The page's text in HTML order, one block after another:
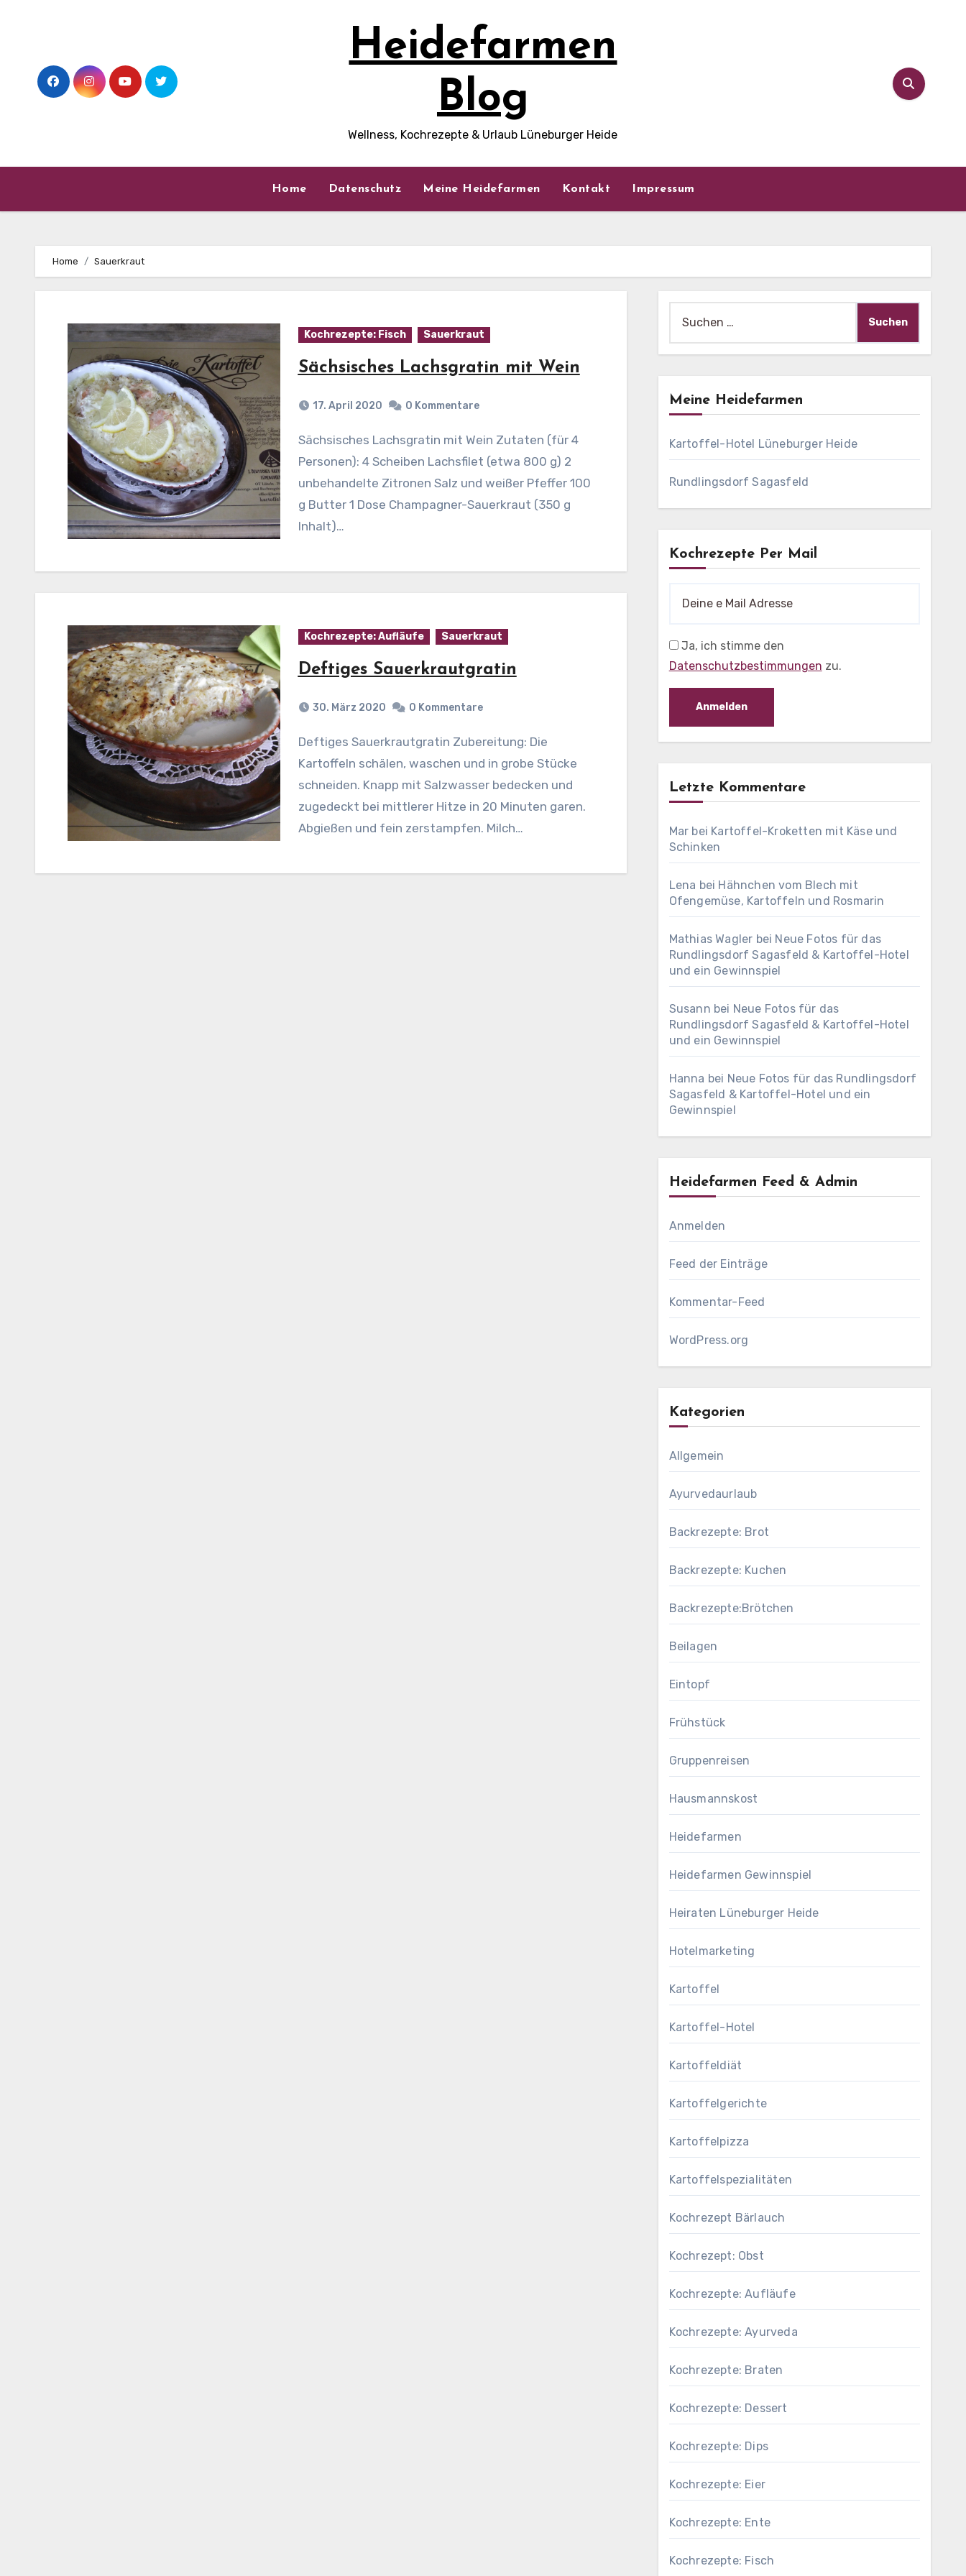
Heidefarmen
Blog
Wellness, Kochrezepte & Urlaub Lüneburger Heide
Home Datenschutz Meine Heidefarmen Kontakt Impressum
Home Sauerkraut
Kochrezepte: Fisch Sauerkraut
Sächsisches Lachsgratin mit Wein
17. April 2020 0 Kommentare
Sächsisches Lachsgratin mit Wein Zutaten (für 4
Personen): 4 Scheiben Lachsfilet (etwa 800 g) 2
unbehandelte Zitronen Salz und weißer Pfeffer 100
g Butter 1 Dose Champagner-Sauerkraut (350 g
Inhalt)…
Kochrezepte: Aufläufe Sauerkraut
Deftiges Sauerkrautgratin
30. März 2020 0 Kommentare
Deftiges Sauerkrautgratin Zubereitung: Die
Kartoffeln schälen, waschen und in grobe Stücke
schneiden. Knapp mit Salzwasser bedecken und
zugedeckt bei mittlerer Hitze in 20 Minuten garen.
Abgießen und fein zerstampfen. Milch…
nach:
Meine Heidefarmen
Kartoffel-Hotel Lüneburger Heide
Rundlingsdorf Sagasfeld
Kochrezepte Per Mail
Ja, ich stimme den
Datenschutzbestimmungen zu.
Letzte Kommentare
Mar bei Kartoffel-Kroketten mit Käse und
Schinken
Lena bei Hähnchen vom Blech mit
Ofengemüse, Kartoffeln und Rosmarin
Mathias Wagler bei Neue Fotos für das
Rundlingsdorf Sagasfeld & Kartoffel-Hotel
und ein Gewinnspiel
Susann bei Neue Fotos für das
Rundlingsdorf Sagasfeld & Kartoffel-Hotel
und ein Gewinnspiel
Hanna bei Neue Fotos für das Rundlingsdorf
Sagasfeld & Kartoffel-Hotel und ein
Gewinnspiel
Heidefarmen Feed & Admin
Anmelden
Feed der Einträge
Kommentar-Feed
WordPress.org
Kategorien
Allgemein
Ayurvedaurlaub
Backrezepte: Brot
Backrezepte: Kuchen
Backrezepte:Brötchen
Beilagen
Eintopf
Frühstück
Gruppenreisen
Hausmannskost
Heidefarmen
Heidefarmen Gewinnspiel
Heiraten Lüneburger Heide
Hotelmarketing
Kartoffel
Kartoffel-Hotel
Kartoffeldiät
Kartoffelgerichte
Kartoffelpizza
Kartoffelspezialitäten
Kochrezept Bärlauch
Kochrezept: Obst
Kochrezepte: Aufläufe
Kochrezepte: Ayurveda
Kochrezepte: Braten
Kochrezepte: Dessert
Kochrezepte: Dips
Kochrezepte: Eier
Kochrezepte: Ente
Kochrezepte: Fisch